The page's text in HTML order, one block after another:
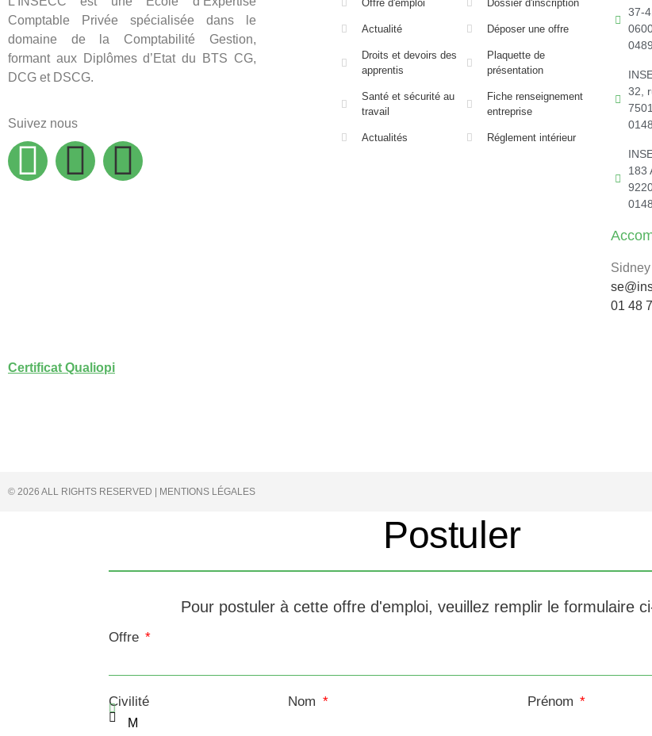
Comptable Privée spécialisée dans le
domaine de la Comptabilité Gestion,
formant aux Diplômes d’Etat du BTS CG,
DCG et DSCG.
Suivez nous
Offre d'emploi
Actualité
Droits et devoirs des
apprentis
Santé et sécurité au
travail
Actualités
Dossier d'inscription
Déposer une offre
Plaquette de
présentation
Fiche renseignement
entreprise
Réglement intérieur
37-
32,
183
01 48
Certificat Qualiopi
© 2026 ALL RIGHTS RESERVED | MENTIONS LÉGALES
Postuler
Pour postuler à cette offre d'emploi, veuillez remplir le formulaire
Offre
Civilité Nom Prénom